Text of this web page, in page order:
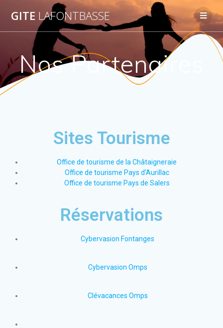
GITE LAFONTBASSE
Nos Partenaires
Sites Tourisme
Office de tourisme de la Châtaigneraie
Office de tourisme Pays d’Aurillac
Office de tourisme Pays de Salers
Réservations
Cybervasion Fontanges
Cybervasion Omps
Clévacances Omps